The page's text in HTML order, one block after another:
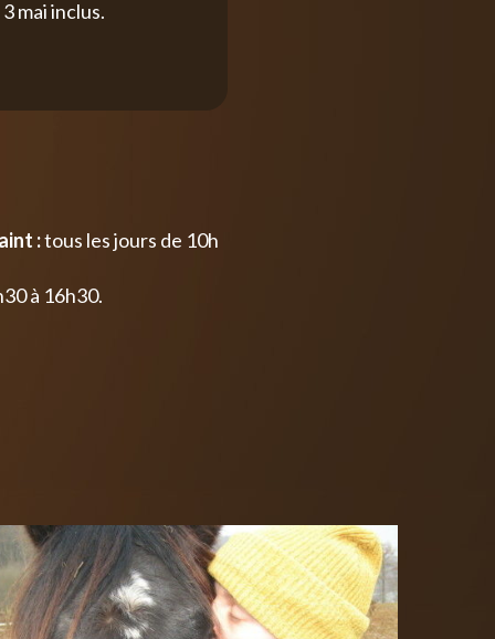
mai inclus.
:tous les jours de 10h
à 16h30.